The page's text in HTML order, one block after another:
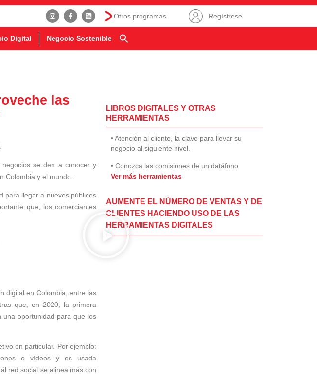
Otros programas Regístrese
Digital Negocio Sostenible
las
se den a conocer y
Colombia y el mundo.
para llegar a nuevos públicos
que, los comerciantes
digital en Colombia, entre las
que, en 2020, la primera
una oportunidad para que los
en particular. Por ejemplo:
o vídeos y es usada
red social se alinea más con
LIBROS DIGITALES Y OTRAS
HERRAMIENTAS
• Atención al cliente, la clave para llevar su
negocio al siguiente nivel.
• Conozca las comisiones de un datáfono
Ver más herramientas
AUMENTE EL NÚMERO DE VENTAS Y DE
CLIENTES HACIENDO USO DE LAS
HERRAMIENTAS DIGITALES